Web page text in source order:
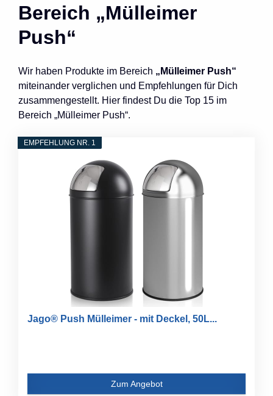
Bereich „Mülleimer
Push“
Wir haben Produkte im Bereich „Mülleimer Push“
miteinander verglichen und Empfehlungen für Dich
zusammengestellt. Hier findest Du die Top 15 im
Bereich „Mülleimer Push“.
EMPFEHLUNG NR. 1
Jago® Push Mülleimer - mit Deckel, 50L...
Zum Angebot